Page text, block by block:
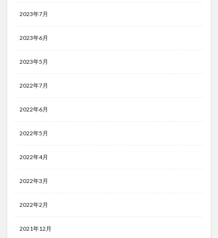
2023年7月
2023年6月
2023年5月
2022年7月
2022年6月
2022年5月
2022年4月
2022年3月
2022年2月
2021年12月